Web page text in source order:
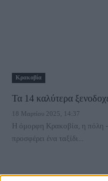
Κρακοβία
Τα 14 καλύτερα
18 Μαρτίου 2025, 14:37
Η όμορφη Κρακοβία, η πόλη
προσφέρει ένα ταξίδι...